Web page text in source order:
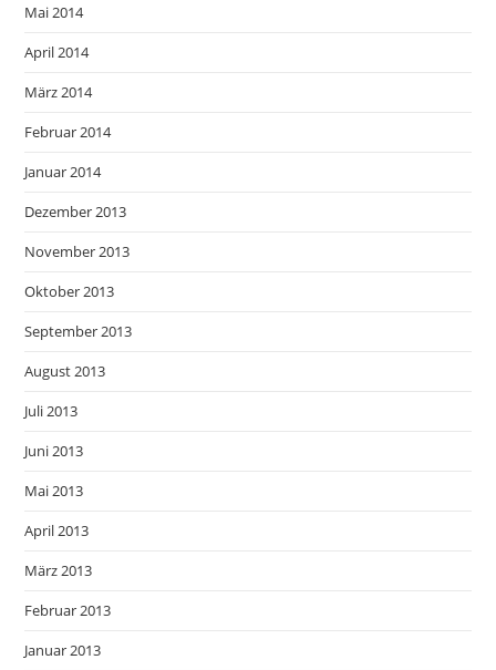
Mai 2014
April 2014
März 2014
Februar 2014
Januar 2014
Dezember 2013
November 2013
Oktober 2013
September 2013
August 2013
Juli 2013
Juni 2013
Mai 2013
April 2013
März 2013
Februar 2013
Januar 2013